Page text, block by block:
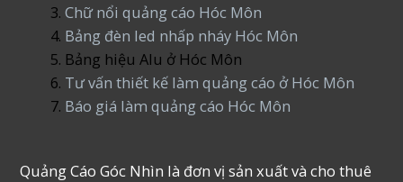
Chữ nổi quảng cáo Hóc Môn
Bảng đèn led nhấp nháy Hóc Môn
Bảng hiệu Alu ở Hóc Môn
Tư vấn thiết kế làm quảng cáo ở Hóc Môn
Báo giá làm quảng cáo Hóc Môn
Quảng Cáo Góc Nhìn là đơn vị sản xuất và cho thuê